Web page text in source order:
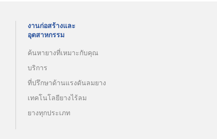
งานก่อสร้างและ
อุตสาหกรรม
ค้นหายางที่เหมาะกับคุณ
บริการ
ที่ปรึกษาด้านแรงดันลมยาง
เทคโนโลยียางไร้ลม
ยางทุกประเภท